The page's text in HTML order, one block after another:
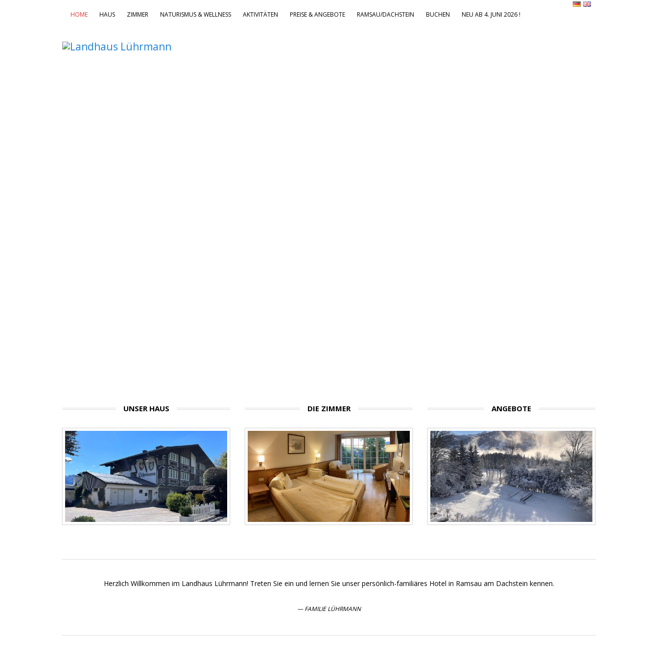
HOME HAUS ZIMMER NATURISMUS & WELLNESS AKTIVITÄTEN PREISE & ANGEBOTE RAMSAU/DACHSTEIN BUCHEN NEU AB 4. JUNI 2026 !
UNSER HAUS DIE ZIMMER ANGEBOTE
Herzlich Willkommen im Landhaus Lührmann! Treten Sie ein und lernen Sie unser persönlich-familiäres Hotel in Ramsau am Dachstein kennen.
FAMILIE LÜHRMANN